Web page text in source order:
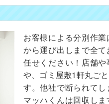
お客様による分別作
から運び出しまで全
任せください！店舗
や、ゴミ屋敷1軒丸ご
す。他社で断られて
マッハくんは回収し